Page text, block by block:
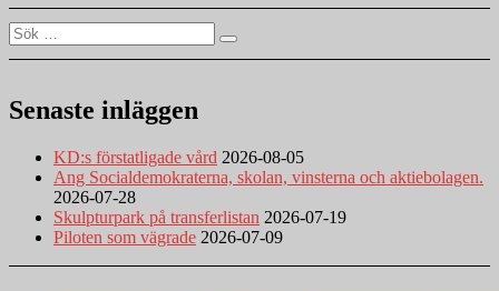
det
Sök
efter:
Sök
Senaste inläggen
KD:s förstatligade vård 2026-08-05
Ang Socialdemokraterna, skolan, vinsterna och aktiebolagen.
2026-07-28
Skulpturpark på transferlistan 2026-07-19
Piloten som vägrade 2026-07-09